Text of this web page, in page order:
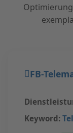
FB-
Keyword: